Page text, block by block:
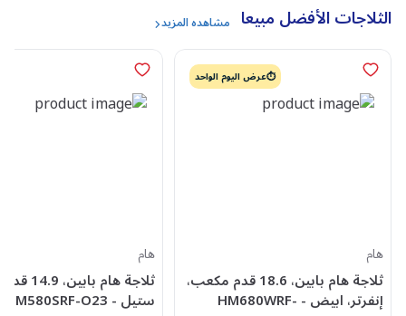
الثلاجات الأفضل مبيعا مشاهده المزيد
⏱️عرض اليوم الواحد
هام
ثلاجة هام بابين، 18.6 قدم مكعب،
إنفرتر، ابيض - HM680WRF-
هام
ثلاجة هام
ستيل - HM580SRF-O23